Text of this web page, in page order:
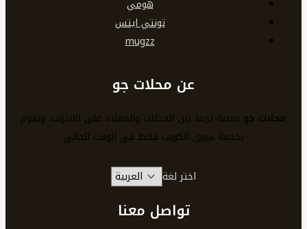
هومي
تونتي ايتس
mugzz
عن محلات جو
محلات جو منصة تربط بين المحلات والعملاء على الانترنت، ونقوم
بخدمة سوق الكويت فقط في الوقت الحالي
اختر لغة
تواصل معنا